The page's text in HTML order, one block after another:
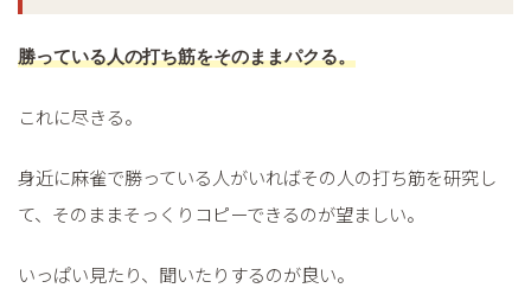
勝っている人の打ち筋をそのままパクる。
これに尽きる。
身近に麻雀で勝っている人がいればその人の打ち筋を研究し
て、そのままそっくりコピーできるのが望ましい。
いっぱい見たり、聞いたりするのが良い。